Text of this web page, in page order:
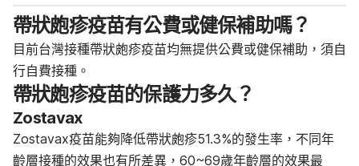
帶狀皰疹疫苗有公費或健保補助嗎？
目前台灣接種帶狀皰疹疫苗均無提供公費或健保補助，須自
行自費接種。
帶狀皰疹疫苗的保護力多久？
Zostavax
Zostavax疫苗能夠降低帶狀皰疹51.3%的發生率，不同年
齡層接種的效果也有所差異，60~69歲年齡層的效果最